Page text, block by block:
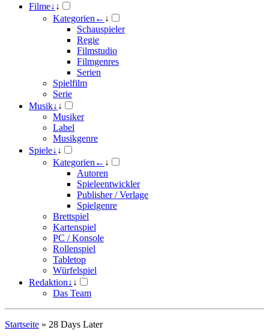
Filme↓ ↓
Kategorien ← ↓
Schauspieler
Regie
Filmstudio
Filmgenres
Serien
Spielfilm
Serie
Musik↓ ↓
Musiker
Label
Musikgenre
Spiele↓ ↓
Kategorien ← ↓
Autoren
Spieleentwickler
Publisher / Verlage
Spielgenre
Brettspiel
Kartenspiel
PC / Konsole
Rollenspiel
Tabletop
Würfelspiel
Redaktion↓ ↓
Das Team
Startseite » 28 Days Later